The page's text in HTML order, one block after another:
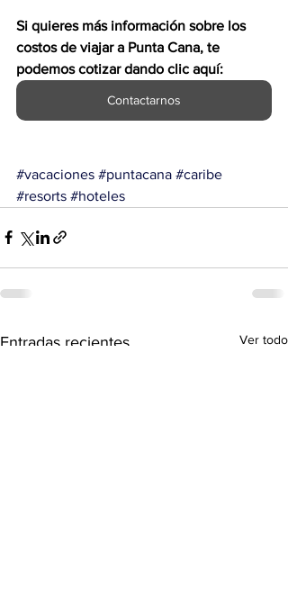
Si quieres más información sobre los
costos de viajar a Punta Cana, te
podemos cotizar dando clic aquí:
Contactarnos
#vacaciones #puntacana #caribe
#resorts #hoteles
Entradas recientes Ver todo